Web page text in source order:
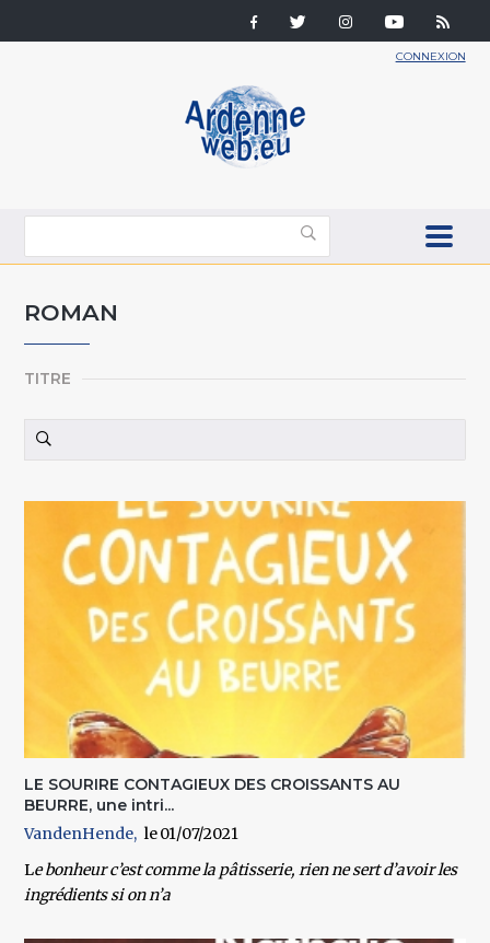
CONNEXION
ROMAN
TITRE
LE SOURIRE CONTAGIEUX DES CROISSANTS AU
BEURRE, une intri...
VandenHende
01/07/2021
Le bonheur c’est comme la pâtisserie, rien ne sert d’avoir les
ingrédients si on n’a